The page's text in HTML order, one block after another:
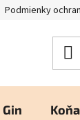
Podmienky
Gin